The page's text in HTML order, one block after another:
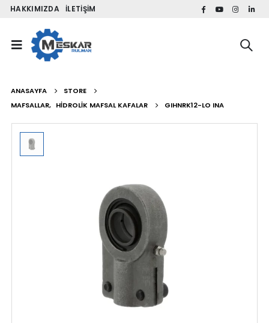
HAKKIMIZDA İLETIŞIM
ANASAYFA
STORE
MAFSALLAR, HIDROLIK MAFSAL KAFALAR GIHNRK12-LO INA